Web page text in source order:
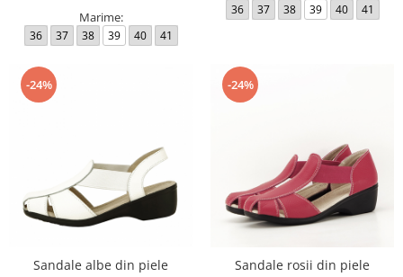
Marime:
36 37 38 39 40 41
36 37 38 39 40 41
-24%
Sandale albe din piele
-24%
Sandale rosii din piele